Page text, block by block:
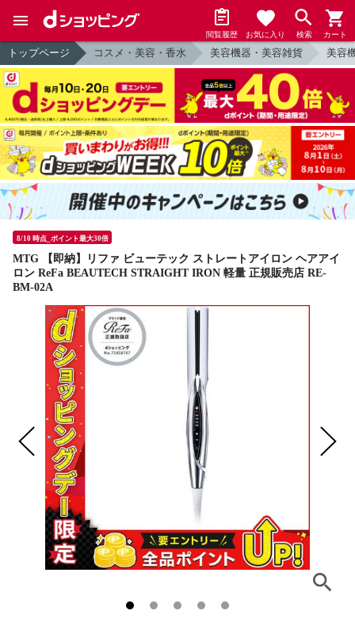
閲覧履歴 お気に入り 検索 カート
トップページ コスメ・美容・香水 美容機器・美容雑貨 美容
8/10 時点_ポイント最大30倍
MTG 【即納】リファ ビューテック ストレートアイロン ヘアアイ
ロン ReFa BEAUTECH STRAIGHT IRON 軽量 正規販売店 RE-
BM-02A